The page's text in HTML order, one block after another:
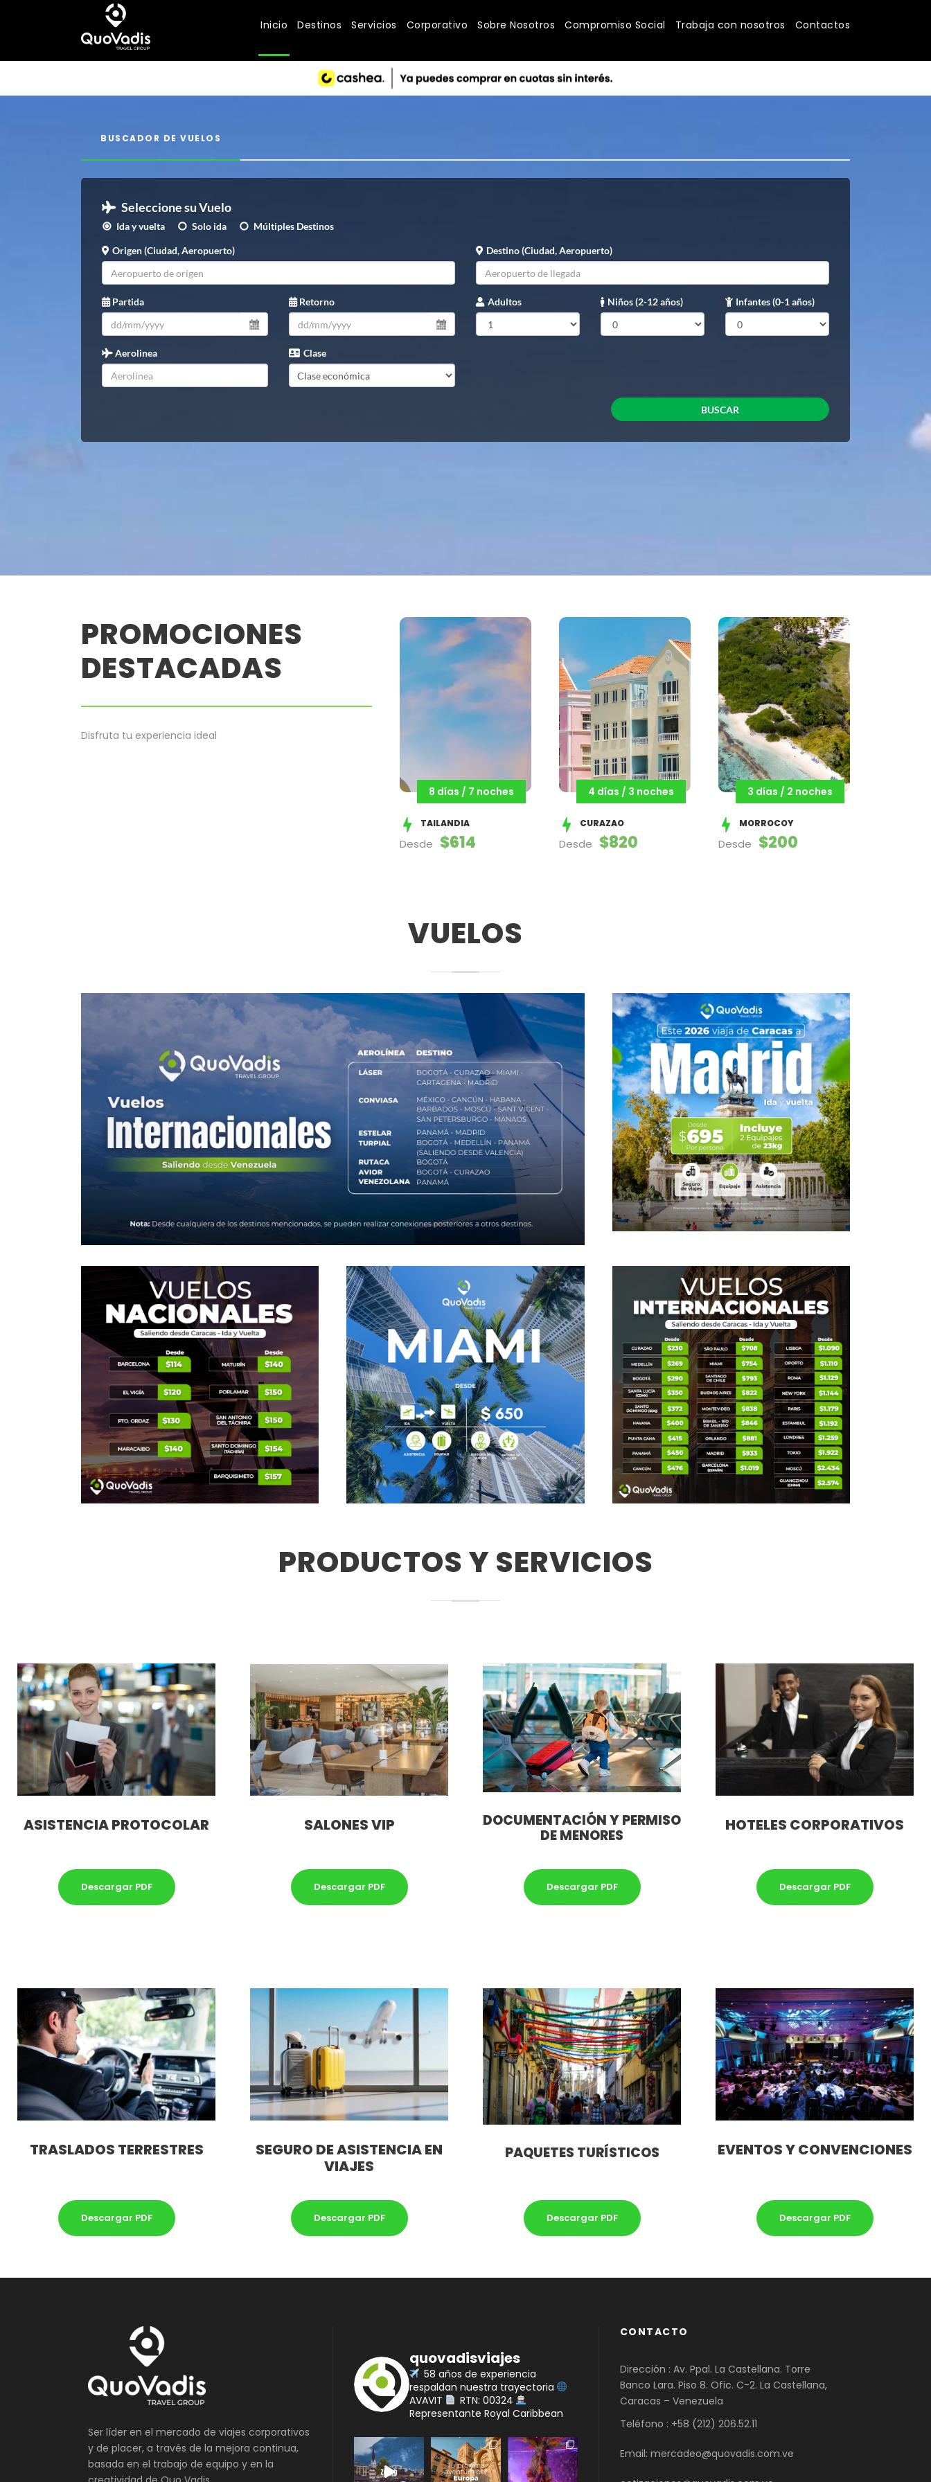
Inicio Destinos Servicios Corporativo Sobre Nosotros Compromiso Social Trabaja con nosotros Contactos
BUSCADOR DE VUELOS
PROMOCIONES
DESTACADAS
Disfruta tu experiencia ideal
8 días / 7 noches
TAILANDIA
Desde $614
4 días / 3 noches
CURAZAO
Desde $820
3 días / 2 noches
MORROCOY
Desde $200
VUELOS
PRODUCTOS Y SERVICIOS
ASISTENCIA PROTOCOLAR SALONES VIP
DOCUMENTACIÓN Y PERMISO
DE MENORES
HOTELES CORPORATIVOS
Descargar PDF Descargar PDF Descargar PDF Descargar PDF
TRASLADOS TERRESTRES
SEGURO DE ASISTENCIA EN
VIAJES
PAQUETES TURÍSTICOS EVENTOS Y CONVENCIONES
Descargar PDF Descargar PDF Descargar PDF Descargar PDF
Ser líder en el mercado de viajes corporativos
y de placer, a través de la mejora continua,
basada en el trabajo de equipo y en la
quovadisviajes
58 años de experiencia
respaldan nuestra trayectoria
AVAVIT
RTN: 00324
Representante Royal Caribbean
CONTACTO
Dirección : Av. Ppal. La Castellana. Torre
Banco Lara. Piso 8. Ofic. C-2. La Castellana,
Caracas – Venezuela
Teléfono : +58 (212) 206.52.11
Email: mercadeo@quovadis.com.ve